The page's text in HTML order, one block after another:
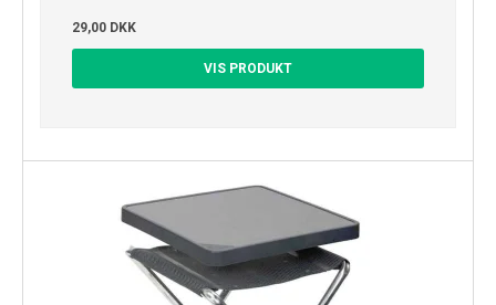
29,00 DKK
VIS PRODUKT